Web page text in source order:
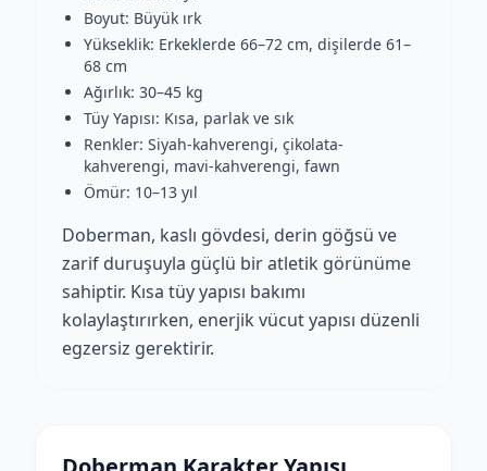
Boyut: Büyük ırk
Yükseklik: Erkeklerde 66–72 cm, dişilerde 61–
68 cm
Ağırlık: 30–45 kg
Tüy Yapısı: Kısa, parlak ve sık
Renkler: Siyah-kahverengi, çikolata-
kahverengi, mavi-kahverengi, fawn
Ömür: 10–13 yıl
Doberman, kaslı gövdesi, derin göğsü ve
zarif duruşuyla güçlü bir atletik görünüme
sahiptir. Kısa tüy yapısı bakımı
kolaylaştırırken, enerjik vücut yapısı düzenli
egzersiz gerektirir.